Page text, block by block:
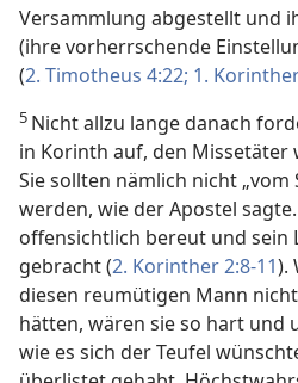
Versammlung abgestellt und
(ihre vorherrschende
(2. Timotheus 4:22; 1.
5 Nicht allzu lange danach
in Korinth auf, den Missetäter
Sie sollten nämlich nicht „vom
werden, wie der Apostel
offensichtlich bereut und sein
gebracht (2. Korinther 2:8-11).
diesen reumütigen Mann
hätten, wären sie so hart und
wie es sich der Teufel